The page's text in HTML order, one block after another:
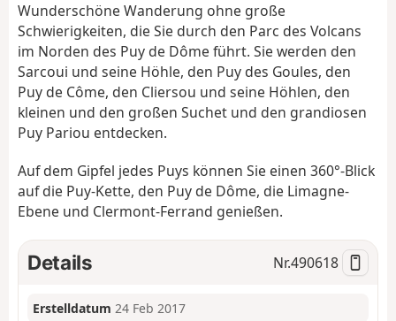
Wunderschöne Wanderung ohne große
Schwierigkeiten, die Sie durch den Parc des Volcans
im Norden des Puy de Dôme führt. Sie werden den
Sarcoui und seine Höhle, den Puy des Goules, den
Puy de Côme, den Cliersou und seine Höhlen, den
kleinen und den großen Suchet und den grandiosen
Puy Pariou entdecken.
Auf dem Gipfel jedes Puys können Sie einen 360°-Blick
auf die Puy-Kette, den Puy de Dôme, die Limagne-
Ebene und Clermont-Ferrand genießen.
Details Nr.490618
Erstelldatum 24 Feb 2017